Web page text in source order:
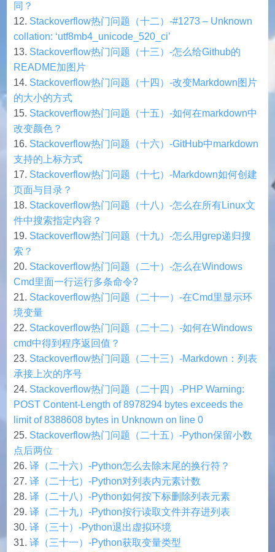
同？
Stackoverflow热门问题（十二）-#1273 – Unknown
collation: ‘utf8mb4_unicode_520_ci’
Stackoverflow热门问题（十三）-怎么给Github的
README加图片
Stackoverflow热门问题（十四）-改变Markdown图片
的大小的方式
Stackoverflow热门问题（十五）-如何在markdown中
改变颜色？
Stackoverflow热门问题（十六）-GitHub中markdown
支持的上标方式
Stackoverflow热门问题（十七）-Markdown如何创建
页面与目录？
Stackoverflow热门问题（十八）-怎么在所有Linux文
件中搜索指定内容？
Stackoverflow热门问题（十九）-怎么用grep递归搜
索？
Stackoverflow热门问题（二十）-怎么在Windows
Cmd里面一行运行多条命令?
Stackoverflow热门问题（二十一）-在Cmd里显示环
境变量
Stackoverflow热门问题（二十二）-如何在Windows
cmd中得到程序返回值？
Stackoverflow热门问题（二十三）-Markdown：列表
承接上次的序号
Stackoverflow热门问题（二十四）-PHP Warning:
POST Content-Length of 8978294 bytes exceeds the
limit of 8388608 bytes in Unknown on line 0
Stackoverflow热门问题（二十五）-Python保留小数
点后两位
译（二十六）-Python怎么去除末尾的换行符？
译（二十七）-Python对列表内元素计数
译（二十八）-Python如何按下标删除列表元素
译（二十九）-Python按行读取文件并存进列表
译（三十）-Python退出虚拟环境
译（三十一）-Python获取变量类型